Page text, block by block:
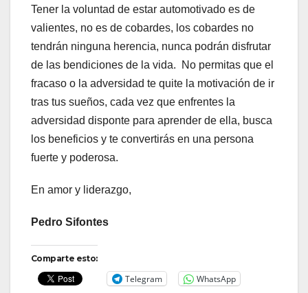
Tener la voluntad de estar automotivado es de
valientes, no es de cobardes, los cobardes no
tendrán ninguna herencia, nunca podrán disfrutar
de las bendiciones de la vida. No permitas que el
fracaso o la adversidad te quite la motivación de ir
tras tus sueños, cada vez que enfrentes la
adversidad disponte para aprender de ella, busca
los beneficios y te convertirás en una persona
fuerte y poderosa.
En amor y liderazgo,
Pedro Sifontes
Comparte esto:
Telegram WhatsApp